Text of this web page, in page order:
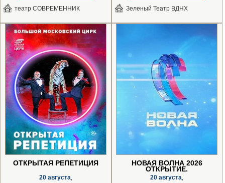
театр СОВРЕМЕННИК Зеленый Театр ВДНХ
ОТКРЫТАЯ РЕПЕТИЦИЯ
20 августа
НОВАЯ ВОЛНА 2026
ОТКРЫТИЕ.
20 августа